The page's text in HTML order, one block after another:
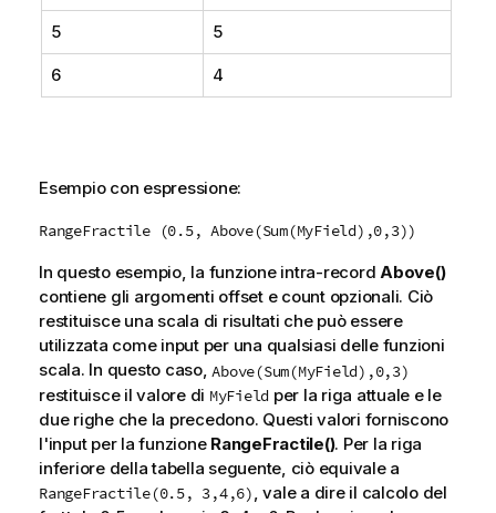
5 5
6 4
Esempio con espressione:
RangeFractile (0.5, Above(Sum(MyField),0,3))
In questo esempio, la funzione intra-record Above()
contiene gli argomenti offsete countopzionali. Ciò
restituisce una scala di risultati che può essere
utilizzata come input per una qualsiasi delle funzioni
scala. In questo caso, Above(Sum(MyField),0,3)
restituisce il valore di MyField per la riga attuale e le
due righe che la precedono. Questi valori forniscono
l'input per la funzione RangeFractile(). Per la riga
inferiore della tabella seguente, ciò equivale a
RangeFractile(0.5, 3,4,6), vale a dire il calcolo del